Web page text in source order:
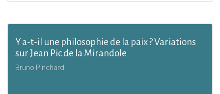
Y a-t-il une philosophie de la paix ? Variations
sur Jean Pic de la Mirandole
Bruno Pinchard